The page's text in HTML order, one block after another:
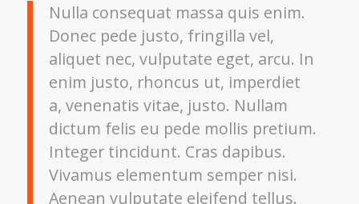
Nulla consequat massa quis enim.
Donec pede justo, fringilla vel,
aliquet nec, vulputate eget, arcu. In
enim justo, rhoncus ut, imperdiet
a, venenatis vitae, justo. Nullam
dictum felis eu pede mollis pretium.
Integer tincidunt. Cras dapibus.
Vivamus elementum semper nisi.
Aenean vulputate eleifend tellus.